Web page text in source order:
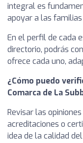
integral es
apoyar a las
En el perfil de cada
directorio, podrás
ofrece cada uno,
¿Cómo puedo
Comarca de La
Revisar las
acreditaciones o
idea de la calidad